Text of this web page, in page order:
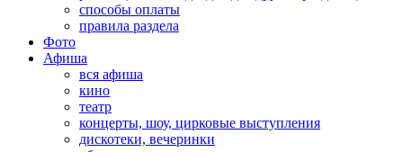
способы оплаты
правила раздела
Фото
Афиша
вся афиша
кино
театр
концерты, шоу, цирковые выступления
дискотеки, вечеринки